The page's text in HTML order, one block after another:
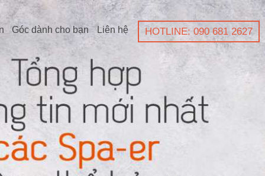
Góc dành cho bạn Liên hệ HOTLINE: 090 681 2627